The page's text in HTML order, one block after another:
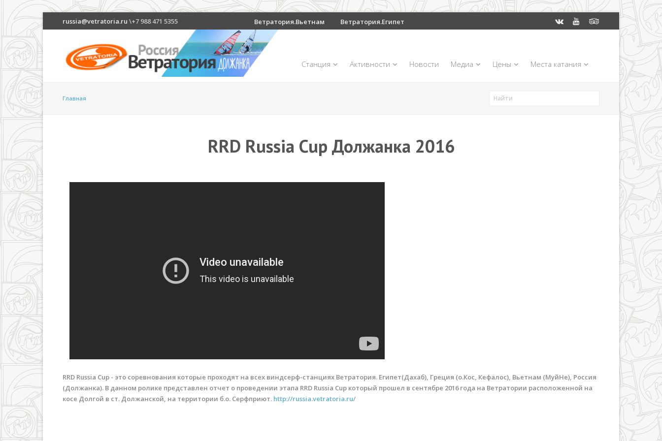
russia@vetratoria.ru \+7 988 471 5355 Ветратория.Вьетнам Ветратория.Египет
Станция Активности Новости Медиа Цены Места катания
Главная
RRD Russia Cup Должанка 2016
RRD Russia Cup - это соревнования которые проходят на всех виндсерф-станциях Ветратория. Египет(Дахаб), Греция (о.Кос, Кефалос), Вьетнам (МуйНе), Россия
(Должанка). В данном ролике представлен отчет о проведении этапа RRD Russia Cup который прошел в сентябре 2016 года на Ветратории расположенной на
косе Долгой в ст. Должанской, на территории б.о. Серфприют. http://russia.vetratoria.ru/